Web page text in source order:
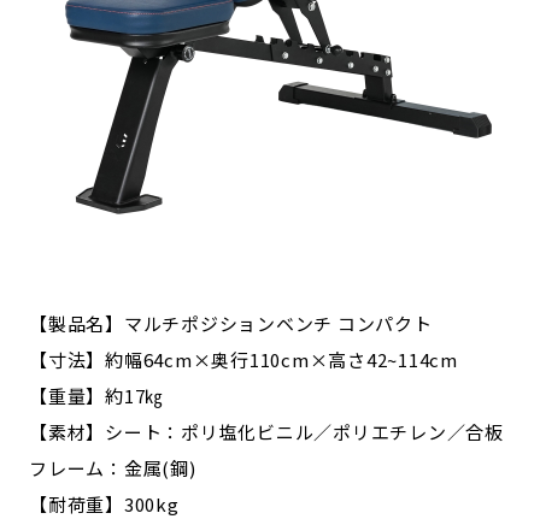
【製品名】マルチポジションベンチ コンパクト
【寸法】約幅64cm×奥行110cm×高さ42~114cm
【重量】約17㎏
【素材】シート：ポリ塩化ビニル／ポリエチレン／合板
フレーム：金属(鋼)
【耐荷重】300kg